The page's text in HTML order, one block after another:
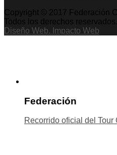
Copyright © 2017 Federación
Todos los derechos
Diseño Web. Impacto Web
Federación
Recorrido oficial del